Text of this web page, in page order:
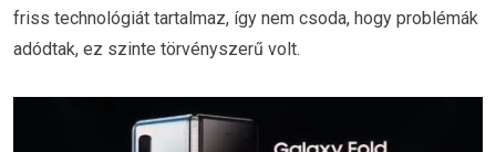
friss technológiát tartalmaz, így nem csoda, hogy problémák
adódtak, ez szinte törvényszerű volt.